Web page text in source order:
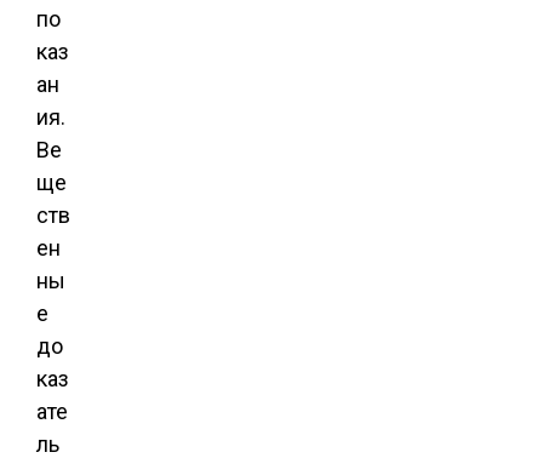
по
каз
ан
ия.
Ве
ще
ств
ен
ны
е
до
каз
ате
ль